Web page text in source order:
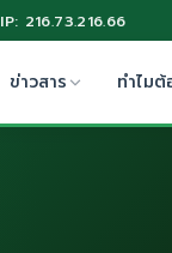
IP: 216.73.216.66
ข่าวสาร ทำไมต้